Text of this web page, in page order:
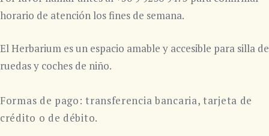
horario de atención los fines de semana.
El Herbarium es un espacio amable y accesible para silla de
ruedasy coches de niño.
Formas de pago: transferencia bancaria, tarjeta de
crédito o de débito.